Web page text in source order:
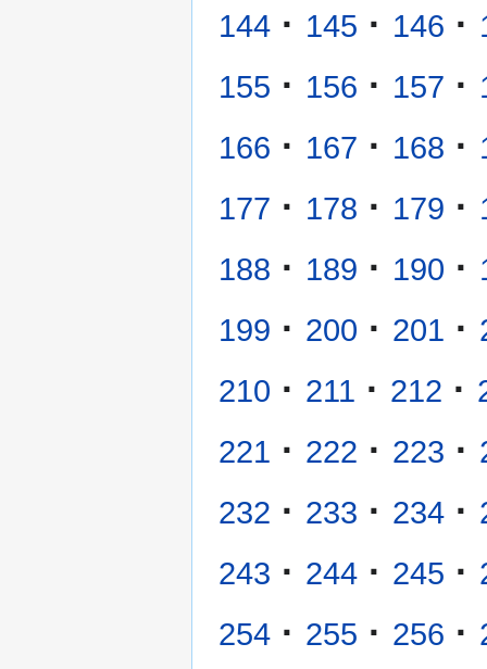
144 · 145 · 146 ·
155 · 156 · 157 ·
166 · 167 · 168 ·
177 · 178 · 179 ·
188 · 189 · 190 ·
199 · 200 · 201 ·
210 · 211 · 212 ·
221 · 222 · 223 ·
232 · 233 · 234 ·
243 · 244 · 245 ·
254 · 255 · 256 ·